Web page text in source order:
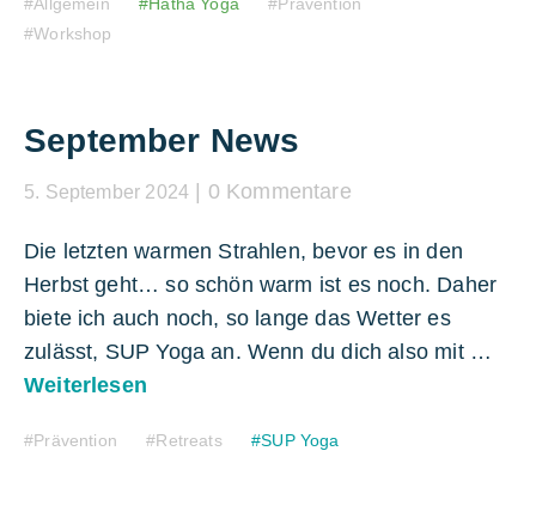
Workshop
September News
5. September 2024 0 Kommentare
Die letzten warmen Strahlen, bevor es in den
Herbst geht… so schön warm ist es noch. Daher
biete ich auch noch, so lange das Wetter es
zulässt, SUP Yoga an. Wenn du dich also mit …
Weiterlesen
Prävention Retreats SUP Yoga